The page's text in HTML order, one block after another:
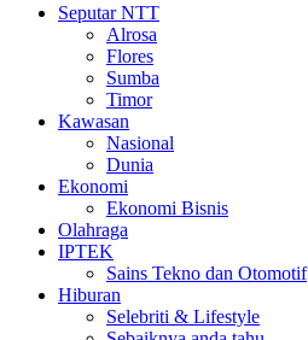
Seputar NTT
Alrosa
Flores
Sumba
Timor
Kawasan
Nasional
Dunia
Ekonomi
Ekonomi Bisnis
Olahraga
IPTEK
Sains Tekno dan Otomotif
Hiburan
Selebriti & Lifestyle